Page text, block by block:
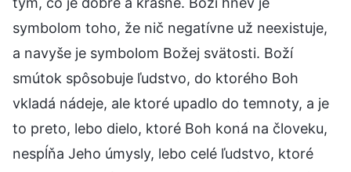
symbolom toho, že nič negatívne už neexistuje,
a navyše je symbolom Božej svätosti. Boží
smútok spôsobuje ľudstvo, do ktorého Boh
vkladá nádeje, ale ktoré upadlo do temnoty, a je
to preto, lebo dielo, ktoré Boh koná na človeku,
nespĺňa Jeho úmysly, lebo celé ľudstvo, ktoré